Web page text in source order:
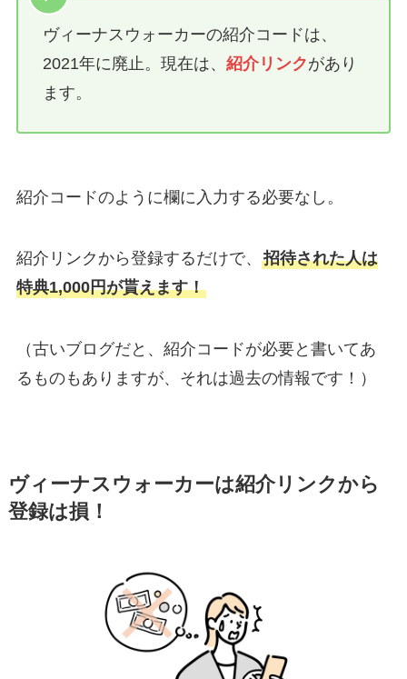
ヴィーナスウォーカーの紹介コードは、
2021年に廃止。現在は、 紹介リンクがあり
ます。
紹介コードのように欄に入力する必要なし。
紹介リンクから登録するだけで、 招待された人は
特典1,000円が貰えます！
（古いブログだと、紹介コードが必要と書いてあ
るものもありますが、それは過去の情報です！）
ヴィーナスウォーカーは紹介リンクから
登録は損！